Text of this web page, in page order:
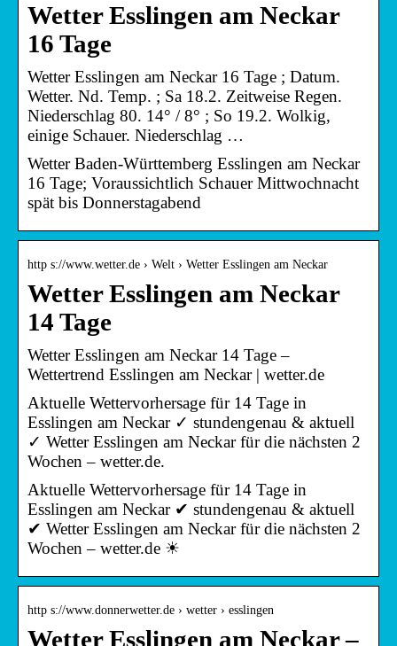
Wetter Esslingen am Neckar
16 Tage
Wetter Esslingen am Neckar 16 Tage ; Datum.
Wetter. Nd. Temp. ; Sa 18.2. Zeitweise Regen.
Niederschlag 80. 14° / 8° ; So 19.2. Wolkig,
einige Schauer. Niederschlag …
Wetter Baden-Württemberg Esslingen am Neckar
16 Tage; Voraussichtlich Schauer Mittwochnacht
spät bis Donnerstagabend
http s://www.wetter.de › Welt › Wetter Esslingen am Neckar
Wetter Esslingen am Neckar
14 Tage
Wetter Esslingen am Neckar 14 Tage –
Wettertrend Esslingen am Neckar | wetter.de
Aktuelle Wettervorhersage für 14 Tage in
Esslingen am Neckar ✓ stundengenau & aktuell
✓ Wetter Esslingen am Neckar für die nächsten 2
Wochen – wetter.de.
Aktuelle Wettervorhersage für 14 Tage in
Esslingen am Neckar ✔ stundengenau & aktuell
✔ Wetter Esslingen am Neckar für die nächsten 2
Wochen – wetter.de ☀
http s://www.donnerwetter.de › wetter › esslingen
Wetter Esslingen am Neckar –